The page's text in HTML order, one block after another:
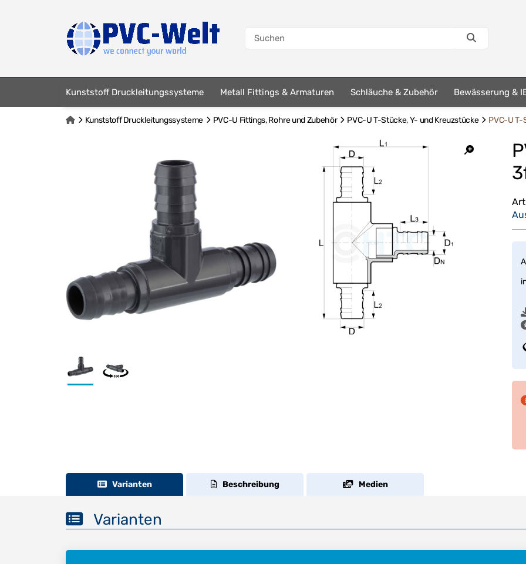
Kunststoff Druckleitungssysteme Metall Fittings & Armaturen Schläuche & Zubehör Bewässerung &
Kunststoff Druckleitungssysteme PVC-U Fittings, Rohre und Zubehör PVC-U T-Stücke, Y- und Kreuzstücke PVC-U T-
Varianten Beschreibung Medien
Varianten